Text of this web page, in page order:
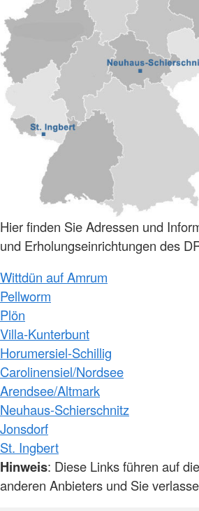
Hier finden Sie Adressen und
und Erholungseinrichtungen des
Wittdün auf Amrum
Pellworm
Plön
Villa-Kunterbunt
Horumersiel-Schillig
Carolinensiel/Nordsee
Arendsee/Altmark
Neuhaus-Schierschnitz
Jonsdorf
St. Ingbert
Hinweis: Diese Links führen auf
anderen Anbieters und Sie